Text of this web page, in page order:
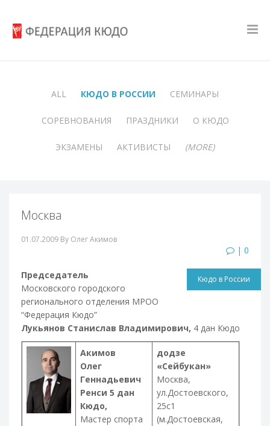
ALL КЮДО В РОССИИ СЕМИНАРЫ
СОРЕВНОВАНИЯ ПРАЗДНИКИ О КЮДО
ЭКЗАМЕНЫ АКТИВИСТЫ (MORE)
Москва
01.07.2009 By Олег Акимов
| 0
Кюдо в России
Председатель
Московского городского
регионального отделения МРОО
“Федерация Кюдо”
Лукьянов Станислав Владимирович, 4 дан Кюдо
Акимов
Олег
Геннадьевич
Ренси 5 дан
Кюдо,
Мастер спорта
додзе
«Сейбукан»
Москва,
ул.Достоевского,
25с1
(м.Достоевская,